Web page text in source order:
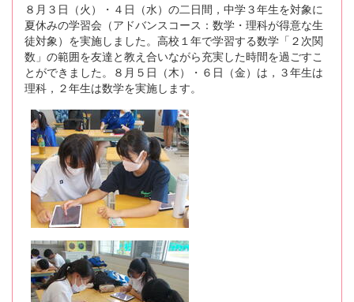
８月３日（火）・４日（水）の二日間，中学３年生を対象に
夏休みの学習会（アドバンスコース：数学・理科が得意な生
徒対象）を実施しました。高校１年で学習する数学「２次関
数」の範囲を友達と教え合いながら充実した時間を過ごすこ
とができました。８月５日（木）・６日（金）は，３年生は
理科，２年生は数学を実施します。